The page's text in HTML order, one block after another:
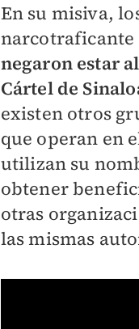
En su misiva,
narcotraficante
negaron estar
Cártel de
existen otros
que operan en
utilizan su
obtener
otras
las mismas